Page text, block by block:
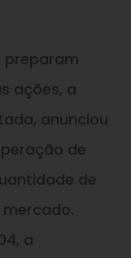
preparam
ações, a
anunciou
de
de
a